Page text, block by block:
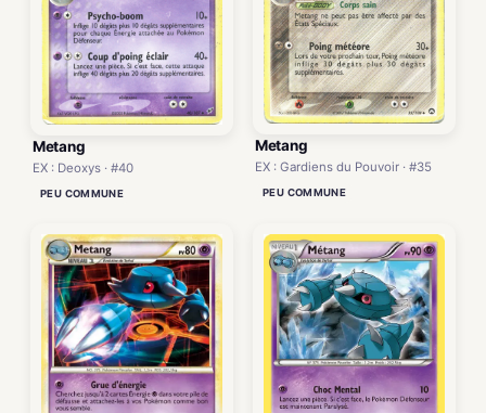
Metang
EX : Deoxys · #40
PEU COMMUNE
Metang
EX : Gardiens du Pouvoir · #35
PEU COMMUNE